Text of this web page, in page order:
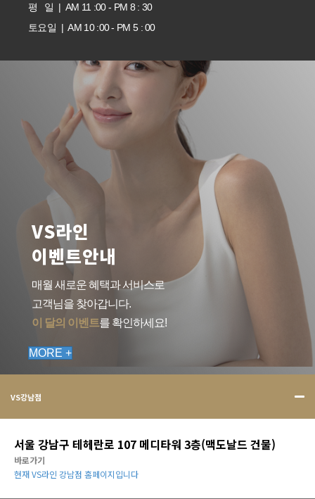
평 일 | AM 11 :00 - PM 8 : 30
토요일 | AM 10 :00 - PM 5 : 00
VS라인
이벤트안내
매월 새로운 혜택과 서비스로
고객님을 찾아갑니다.
이 달의 이벤트를 확인하세요!
MORE +
VS강남점
서울 강남구 테헤란로 107 메디타워 3층(맥도날드 건물)
바로가기
현재 VS라인 강남점 홈페이지입니다